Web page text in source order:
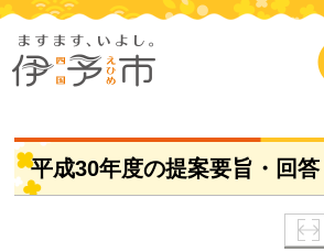
平成30年度の提案要旨・回答